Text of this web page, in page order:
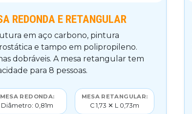
REDONDA E RETANGULAR
em aço carbono, pintura
e tampo em polipropileno.
dobráveis. A mesa retangular tem
para 8 pessoas.
MESA REDONDA:
Diâmetro: 0,81m
MESA RETANGULAR:
C 1,73 ✕ L 0,73m